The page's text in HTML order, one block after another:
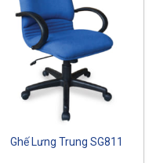
Ghế Lưng Trung SG811